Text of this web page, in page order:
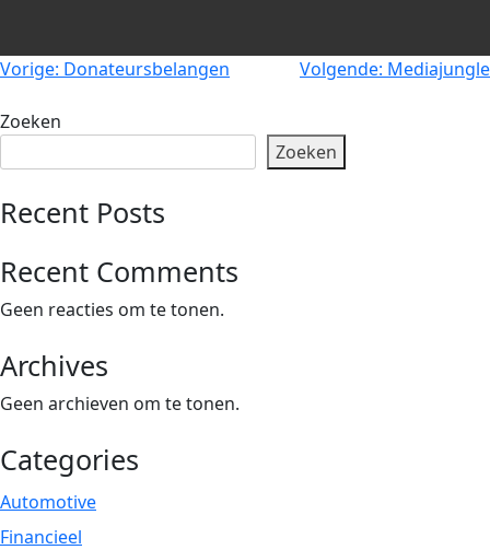
Privacybeleid
Playlist
Berichtnavigatie
Vorige: Donateursbelangen Volgende: Mediajungle
Zoeken
Zoeken
Recent Posts
Recent Comments
Geen reacties om te tonen.
Archives
Geen archieven om te tonen.
Categories
Automotive
Financieel